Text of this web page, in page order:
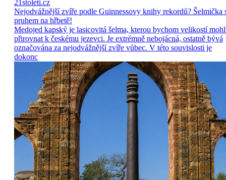
21stoleti.cz
Nejodvážnější zvíře podle Guinnessovy knihy rekordů? Šelmička
pruhem na hřbetě!
Medojed kapský je lasicovitá šelma, kterou bychom velikostí
přirovnat k českému jezevci. Je extrémně nebojácná, ostatně bývá
označována za nejodvážnější zvíře vůbec. V této souvislosti je
dokonc